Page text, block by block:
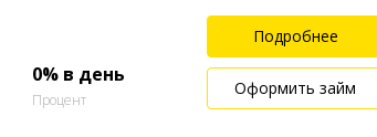
0% в день
Процент
Подробнее
Оформить займ